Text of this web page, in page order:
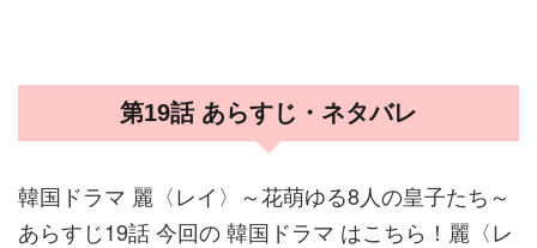
第19話 あらすじ・ネタバレ
韓国ドラマ 麗〈レイ〉～花萌ゆる8人の皇子たち～
あらすじ19話 今回の 韓国ドラマ はこちら！麗〈レ